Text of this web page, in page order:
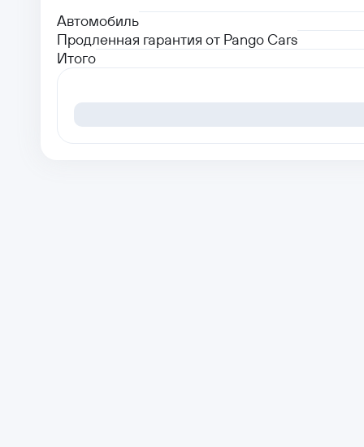
Автомобиль
Продленная гарантия от Pango Cars
Итого